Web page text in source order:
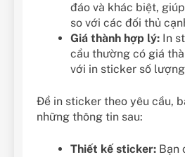
đáo và khác biệt,
so với các đối thủ
Giá thành hợp lý: In
cầu thường có giá
với in sticker số
Để in sticker theo yêu cầu,
những thông tin sau:
Thiết kế sticker: Bạn